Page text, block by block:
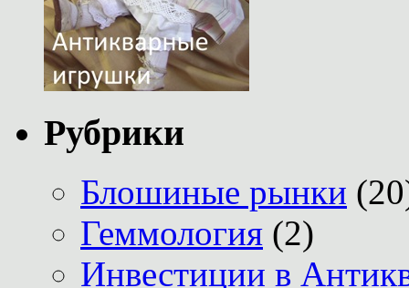
Рубрики
Блошиные рынки
Геммология (2)
Инвестиции в